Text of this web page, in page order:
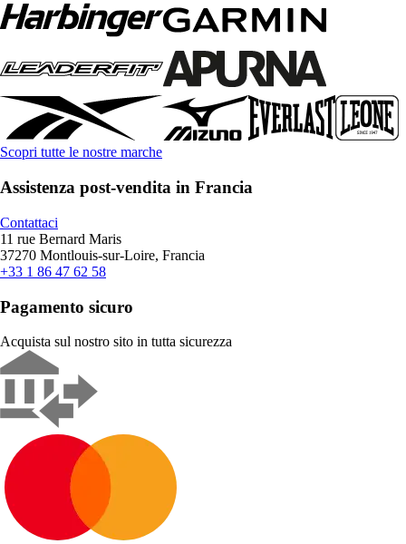
Scopri tutte le nostre marche
Assistenza post-vendita in Francia
Contattaci
11 rue Bernard Maris
37270 Montlouis-sur-Loire, Francia
+33 1 86 47 62 58
Pagamento sicuro
Acquista sul nostro sito in tutta sicurezza